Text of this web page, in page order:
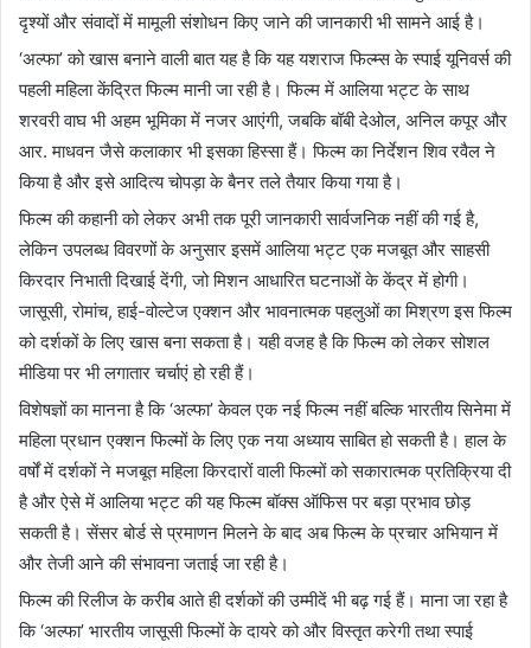
दृश्यों और संवादों में मामूली संशोधन किए जाने की जानकारी भी सामने आई है।
‘अल्फा’ को खास बनाने वाली बात यह है कि यह यशराज फिल्म्स के स्पाई यूनिवर्स की
पहली महिला केंद्रित फिल्म मानी जा रही है। फिल्म में आलिया भट्ट के साथ
शरवरी वाघ भी अहम भूमिका में नजर आएंगी, जबकि बॉबी देओल, अनिल कपूर और
आर. माधवन जैसे कलाकार भी इसका हिस्सा हैं। फिल्म का निर्देशन शिव रवैल ने
किया है और इसे आदित्य चोपड़ा के बैनर तले तैयार किया गया है।
फिल्म की कहानी को लेकर अभी तक पूरी जानकारी सार्वजनिक नहीं की गई है,
लेकिन उपलब्ध विवरणों के अनुसार इसमें आलिया भट्ट एक मजबूत और साहसी
किरदार निभाती दिखाई देंगी, जो मिशन आधारित घटनाओं के केंद्र में होगी।
जासूसी, रोमांच, हाई-वोल्टेज एक्शन और भावनात्मक पहलुओं का मिश्रण इस फिल्म
को दर्शकों के लिए खास बना सकता है। यही वजह है कि फिल्म को लेकर सोशल
मीडिया पर भी लगातार चर्चाएं हो रही हैं।
विशेषज्ञों का मानना है कि ‘अल्फा’ केवल एक नई फिल्म नहीं बल्कि भारतीय सिनेमा में
महिला प्रधान एक्शन फिल्मों के लिए एक नया अध्याय साबित हो सकती है। हाल के
वर्षों में दर्शकों ने मजबूत महिला किरदारों वाली फिल्मों को सकारात्मक प्रतिक्रिया दी
है और ऐसे में आलिया भट्ट की यह फिल्म बॉक्स ऑफिस पर बड़ा प्रभाव छोड़
सकती है। सेंसर बोर्ड से प्रमाणन मिलने के बाद अब फिल्म के प्रचार अभियान में
और तेजी आने की संभावना जताई जा रही है।
फिल्म की रिलीज के करीब आते ही दर्शकों की उम्मीदें भी बढ़ गई हैं। माना जा रहा है
कि ‘अल्फा’ भारतीय जासूसी फिल्मों के दायरे को और विस्तृत करेगी तथा स्पाई